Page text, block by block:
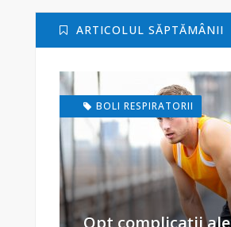
ARTICOLUL SĂPTĂMÂNII
BOLI RESPIRATORII
Opt complicații ale